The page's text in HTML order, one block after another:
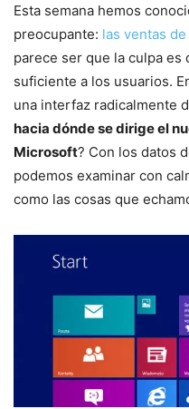
Esta semana hemos
preocupante: las ventas
parece ser que la culpa es
suficiente a los usuarios.
una interfaz radicalmente
hacia dónde se dirige el
Microsoft? Con los datos
podemos examinar con
como las cosas que